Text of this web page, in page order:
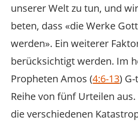
unserer Welt zu tun, und
beten, dass «die Werke
werden». Ein weiterer
berücksichtigt werden. Im
Propheten Amos (4:6-13)
Reihe von fünf Urteilen
die verschiedenen